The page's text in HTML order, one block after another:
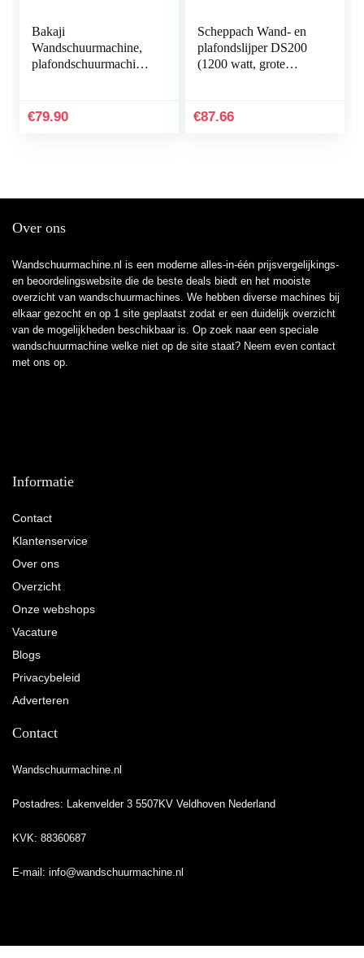
Bakaji
Wandschuurmachine,
plafondschuurmachine,
rpm, automatische
€79.90
Scheppach Wand- en
plafondslijper DS200
(1200 watt, grote
constructie, incl. 6…
€87.66
Over ons
Wandschuurmachine.nl is een moderne alles-in-één prijsvergelijkings-
en beoordelingswebsite die de beste deals biedt en het mooiste
overzicht van wandschuurmachines. We hebben diverse machines bij
elkaar gezocht en op 1 site geplaatst zodat er een duidelijk overzicht
van de mogelijkheden beschikbaar is. Op zoek naar een speciale
wandschuurmachine welke niet op de site staat? Neem even contact
met ons op.
Informatie
Contact
Klantenservice
Over ons
Overzicht
Onze webshops
Vacature
Blogs
Privacybeleid
Adverteren
Contact
Wandschuurmachine.nl
Postadres: Lakenvelder 3 5507KV Veldhoven Nederland
KVK: 88360687
E-mail: info@wandschuurmachine.nl